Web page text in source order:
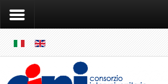
MENU